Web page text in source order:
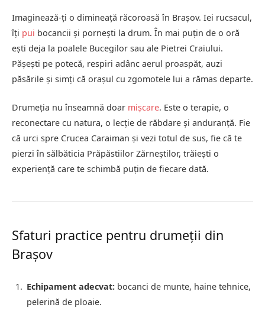
Imaginează-ți o dimineață răcoroasă în Brașov. Iei rucsacul,
îți pui bocancii și pornești la drum. În mai puțin de o oră
ești deja la poalele Bucegilor sau ale Pietrei Craiului.
Pășești pe potecă, respiri adânc aerul proaspăt, auzi
păsările și simți că orașul cu zgomotele lui a rămas departe.
Drumeția nu înseamnă doar mișcare. Este o terapie, o
reconectare cu natura, o lecție de răbdare și anduranță. Fie
că urci spre Crucea Caraiman și vezi totul de sus, fie că te
pierzi în sălbăticia Prăpăstiilor Zărneștilor, trăiești o
experiență care te schimbă puțin de fiecare dată.
Sfaturi practice pentru drumeții din
Brașov
Echipament adecvat: bocanci de munte, haine tehnice,
pelerină de ploaie.